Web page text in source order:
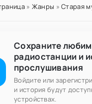
» Жанры »Старая
Сохраните
радиостанции и
прослушивания
Войдите или
и история будут
устройствах.